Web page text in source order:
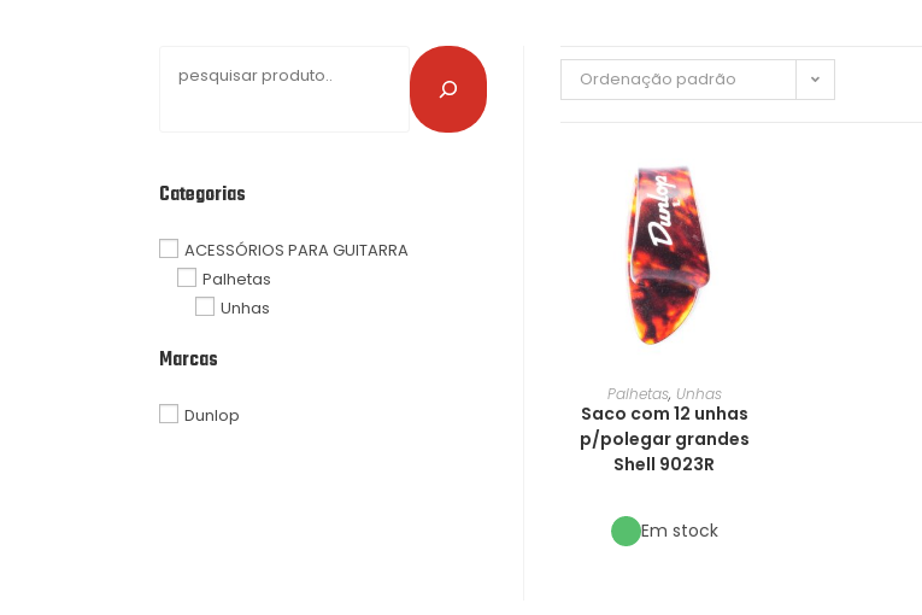
Ordenação padrão
Palhetas, Unhas
Saco com 12 unhas
p/polegar grandes
Shell 9023R
Em stock
Categorias
ACESSÓRIOS PARA GUITARRA
Palhetas
Unhas
Marcas
Dunlop